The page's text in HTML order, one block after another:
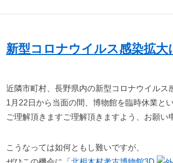
新型コロナウイルス感染拡
近隣市町村、長野県内の新型コロナウイルス
1月22日から当面の間、博物館を臨時休業とい
ご理解頂きますご理解頂きますよう、お願い
こうなっては如何ともし難いですが、